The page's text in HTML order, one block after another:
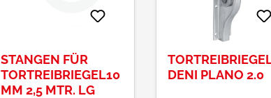
STANGEN FÜR
TORTREIBRIEGEL10
MM 2,5 MTR. LG
DENI PLANO 2.0